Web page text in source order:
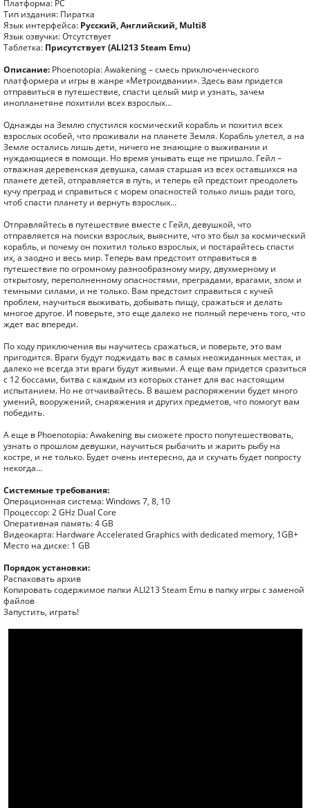
Платформа: PC
Тип издания: Пиратка
Язык интерфейса: Русский, Английский, Multi8
Язык озвучки: Отсутствует
Таблетка: Присутствует (ALI213 Steam Emu)
Описание: Phoenotopia: Awakening – смесь приключенческого
платформера и игры в жанре «Метроидвании». Здесь вам придется
отправиться в путешествие, спасти целый мир и узнать, зачем
инопланетяне похитили всех взрослых…
Однажды на Землю спустился космический корабль и похитил всех
взрослых особей, что проживали на планете Земля. Корабль улетел, а на
Земле остались лишь дети, ничего не знающие о выживании и
нуждающиеся в помощи. Но время унывать еще не пришло. Гейл –
отважная деревенская девушка, самая старшая из всех оставшихся на
планете детей, отправляется в путь, и теперь ей предстоит преодолеть
кучу преград и справиться с морем опасностей только лишь ради того,
чтоб спасти планету и вернуть взрослых…
Отправляйтесь в путешествие вместе с Гейл, девушкой, что
отправляется на поиски взрослых, выясните, что это был за космический
корабль, и почему он похитил только взрослых, и постарайтесь спасти
их, а заодно и весь мир. Теперь вам предстоит отправиться в
путешествие по огромному разнообразному миру, двухмерному и
открытому, переполненному опасностями, преградами, врагами, злом и
темными силами, и не только. Вам предстоит справиться с кучей
проблем, научиться выживать, добывать пищу, сражаться и делать
многое другое. И поверьте, это еще далеко не полный перечень того, что
ждет вас впереди.
По ходу приключения вы научитесь сражаться, и поверьте, это вам
пригодится. Враги будут поджидать вас в самых неожиданных местах, и
далеко не всегда эти враги будут живыми. А еще вам придется сразиться
с 12 боссами, битва с каждым из которых станет для вас настоящим
испытанием. Но не отчаивайтесь. В вашем распоряжении будет много
умений, вооружений, снаряжения и других предметов, что помогут вам
победить.
А еще в Phoenotopia: Awakening вы сможете просто попутешествовать,
узнать о прошлом девушки, научиться рыбачить и жарить рыбу на
костре, и не только. Будет очень интересно, да и скучать будет попросту
некогда…
Системные требования:
Операционная система: Windows 7, 8, 10
Процессор: 2 GHz Dual Core
Оперативная память: 4 GB
Видеокарта: Hardware Accelerated Graphics with dedicated memory, 1GB+
Место на диске: 1 GB
Порядок установки:
Распаковать архив
Копировать содержимое папки ALI213 Steam Emu в папку игры с заменой
файлов
Запустить, играть!